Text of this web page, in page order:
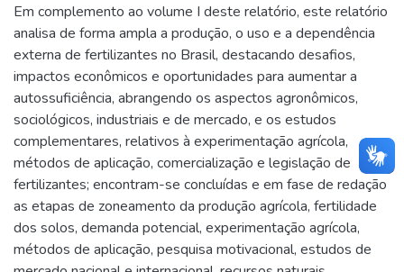
Em complemento ao volume I deste relatório, este relatório
analisa de forma ampla a produção, o uso e a dependência
externa de fertilizantes no Brasil, destacando desafios,
impactos econômicos e oportunidades para aumentar a
autossuficiência, abrangendo os aspectos agronômicos,
sociológicos, industriais e de mercado, e os estudos
complementares, relativos à experimentação agrícola,
métodos de aplicação, comercialização e legislação de
fertilizantes; encontram-se concluídas e em fase de redação
as etapas de zoneamento da produção agrícola, fertilidade
dos solos, demanda potencial, experimentação agrícola,
métodos de aplicação, pesquisa motivacional, estudos de